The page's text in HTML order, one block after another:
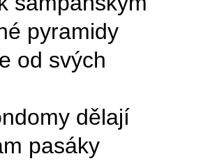
pyramidy
od svých
dělají
pasáky